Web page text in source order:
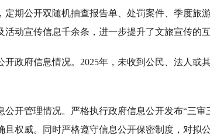
定期公开双随机抽查报告单、处罚案件、季度旅
活动宣传信息千余条，进一步提升了文旅宣传的
开政府信息情况。2025年，未收到公民、法人
公开管理情况。严格执行政府信息公开发布“三
且权威。同时严格遵守信息公开保密制度，对拟